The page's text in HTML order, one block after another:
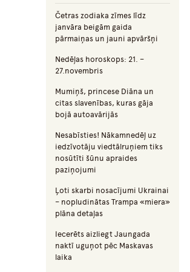
Četras zodiaka zīmes līdz
janvāra beigām gaida
pārmaiņas un jauni apvāršņi
Nedēļas horoskops: 21. –
27.novembris
Mumiņš, princese Diāna un
citas slavenības, kuras gāja
bojā autoavārijās
Nesabīsties! Nākamnedēļ uz
iedzīvotāju viedtālruņiem tiks
nosūtīti šūnu apraides
paziņojumi
Ļoti skarbi nosacījumi Ukrainai
– nopludinātas Trampa «miera»
plāna detaļas
Iecerēts aizliegt Jaungada
naktī uguņot pēc Maskavas
laika